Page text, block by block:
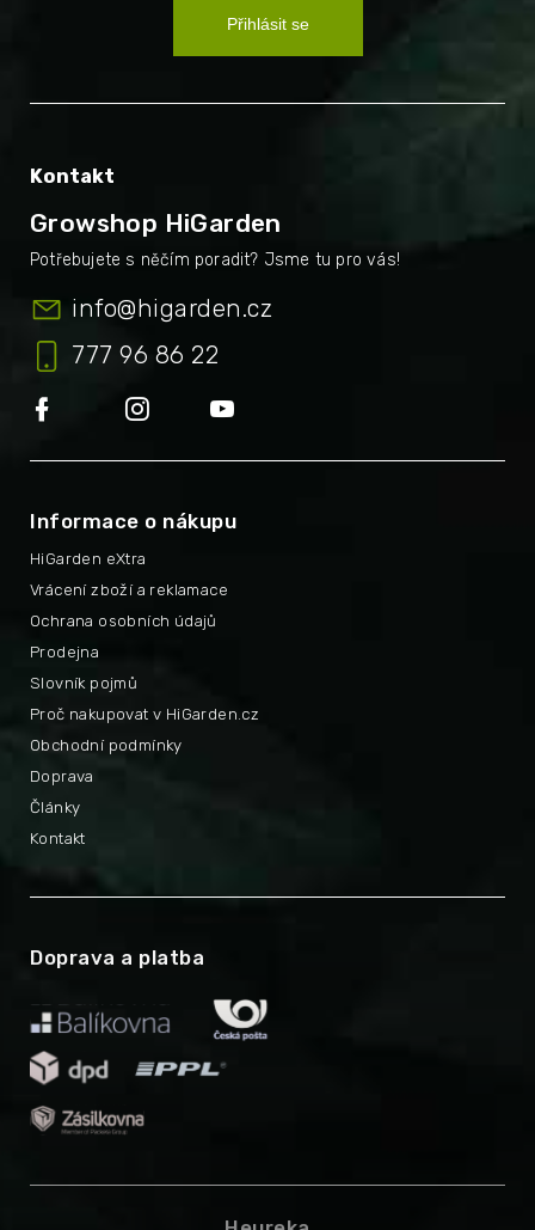
Přihlásit se
Kontakt
Growshop HiGarden
info@higarden.cz
777 96 86 22
Informace o nákupu
HiGarden eXtra
Proč nakupovat v HiGarden.cz
Vrácení zboží a reklamace
Obchodní podmínky
Ochrana osobních údajů
Doprava
Prodejna
Články
Slovník pojmů
Kontakt
Doprava a platba